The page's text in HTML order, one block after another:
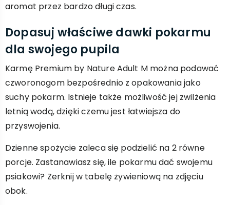
aromat przez bardzo długi czas.
Dopasuj właściwe dawki pokarmu
dla swojego pupila
Karmę Premium by Nature Adult M można podawać
czworonogom bezpośrednio z opakowania jako
suchy pokarm. Istnieje także możliwość jej zwilżenia
letnią wodą, dzięki czemu jest łatwiejsza do
przyswojenia.
Dzienne spożycie zaleca się podzielić na 2 równe
porcje. Zastanawiasz się, ile pokarmu dać swojemu
psiakowi? Zerknij w tabelę żywieniową na zdjęciu
obok.